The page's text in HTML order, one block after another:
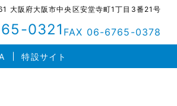
特設サイト
大阪府大阪市中央区安堂寺町1丁目3番21号
0321 FAX 06-6765-0378